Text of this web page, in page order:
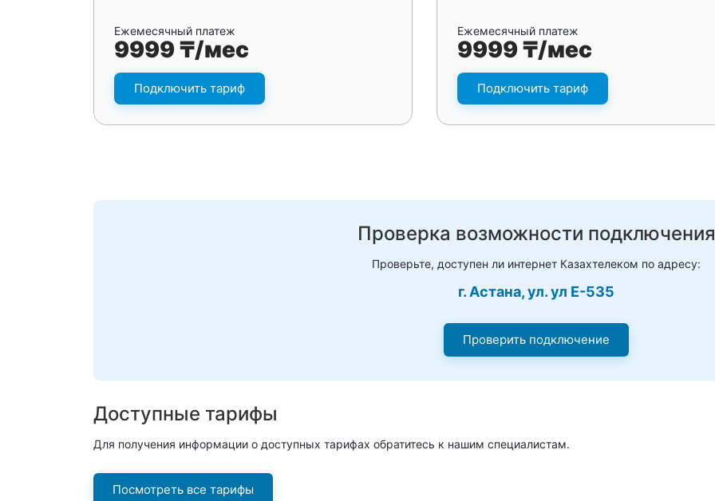
Ежемесячный платеж
9999 ₸/мес
Подключить тариф
Ежемесячный платеж
9999 ₸/мес
Подключить тариф
Проверка возможности подключения
Проверьте, доступен ли интернет Казахтелеком по адресу:
г. Астана, ул. ул Е-535
Проверить подключение
Доступные тарифы
Для получения информации о доступных тарифах обратитесь к нашим специалистам.
Посмотреть все тарифы